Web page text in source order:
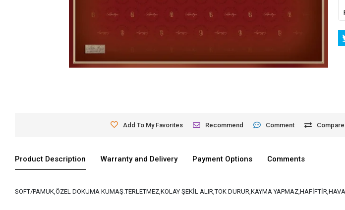
Add To My Favorites Recommend Comment Compare
Product Description Warranty and Delivery Payment Options Comments
SOFT/PAMUK,ÖZEL DOKUMA KUMAŞ.TERLETMEZ,KOLAY ŞEKİL ALIR,TOK DURUR,KAYMA YAPMAZ,HAFİFTİR,HAVA